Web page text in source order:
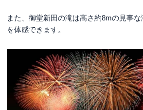
また、御堂新田の滝は高さ約8mの見事
を体感できます。